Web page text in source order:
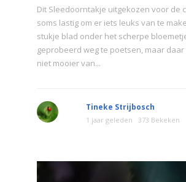
Dit Sleedoorntakje uitgekozen voor de
soms lastig om er iets leuks van te
stukje blad onder het scherpe
geprobeerd weg te poetsen, maar
niet mooier van...
Tineke Strijbosch
1 jaar geleden 373 Bekeken